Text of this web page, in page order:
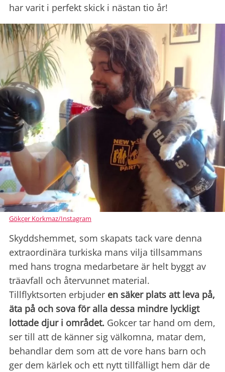
har varit i perfekt skick i nästan tio år!
Gökçer Korkmaz/Instagram
Skyddshemmet, som skapats tack vare denna
extraordinära turkiska mans vilja tillsammans
med hans trogna medarbetare är helt byggt av
träavfall och återvunnet material.
Tillflyktsorten erbjuder en säker plats att leva på,
äta på och sova för alla dessa mindre lyckligt
lottade djur i området. Gokcer tar hand om dem,
ser till att de känner sig välkomna, matar dem,
behandlar dem som att de vore hans barn och
ger dem kärlek och ett nytt tillfälligt hem där de